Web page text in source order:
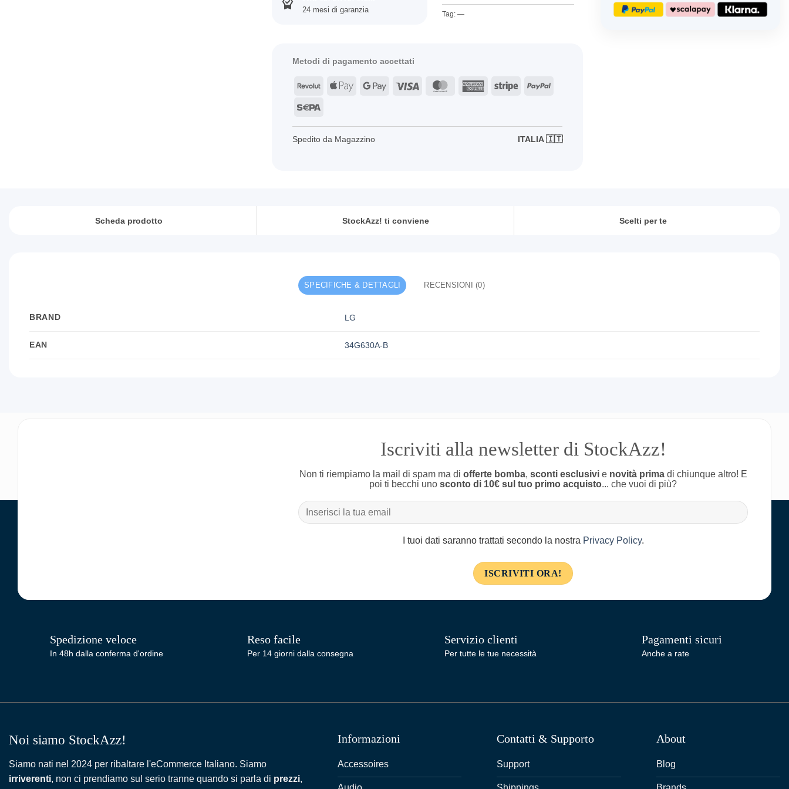
24 mesi di garanzia Tag: —
Metodi di pagamento accettati
RevolutApple
Google
Visa MasterCardAmericanStripe PayPal
Spedito da Magazzino ITALIA 🇮🇹
Scheda prodotto StockAzz! ti conviene Scelti per te
SPECIFICHE & DETTAGLI RECENSIONI (0)
BRAND LG
EAN 34G630A-B
Iscriviti alla newsletter di StockAzz!
Non ti riempiamo la mail di spam ma di offerte bomba, sconti esclusivie novità primadi chiunque altro! E
poi ti becchi uno sconto di 10€ sul tuo primo acquisto... che vuoi di più?
I tuoi dati saranno trattati secondo la nostra Privacy Policy.
Spedizione veloce
In 48h dalla conferma d'ordine
Reso facile
Per 14 giorni dalla consegna
Servizio clienti
Per tutte le tue necessità
Pagamenti sicuri
Anche a rate
Noi siamo StockAzz!
Siamo nati nel 2024 per ribaltare l'eCommerce Italiano. Siamo
irriverenti, non ci prendiamo sul serio tranne quando si parla di prezzi,
Informazioni
Accessoires
Contatti & Supporto
Support
About
Blog